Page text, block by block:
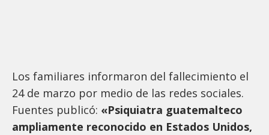
Los familiares informaron del fallecimiento el
24 de marzo por medio de las redes sociales.
Fuentes publicó: «Psiquiatra guatemalteco
ampliamente reconocido en Estados Unidos,